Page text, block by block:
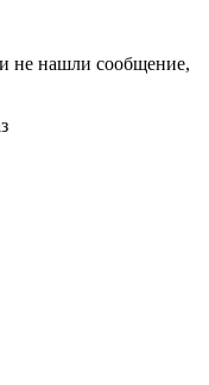
не нашли сообщение,